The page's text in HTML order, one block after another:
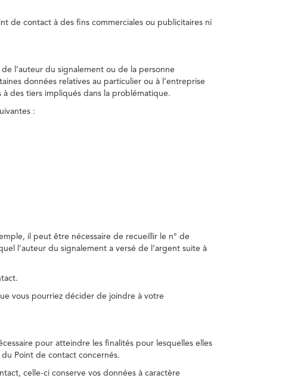
de contact à des fins commerciales ou publicitaires ni
l’auteur du signalement ou de la personne
données relatives au particulier ou à l’entreprise
des tiers impliqués dans la problématique.
:
il peut être nécessaire de recueillir le n° de
l’auteur du signalement a versé de l’argent suite à
vous pourriez décider de joindre à votre
pour atteindre les finalités pour lesquelles elles
Point de contact concernés.
celle-ci conserve vos données à caractère